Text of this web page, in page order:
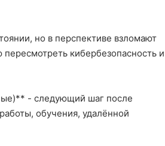
но в перспективе взломают
кибербезопасность и
- следующий шаг после
обучения, удалённой